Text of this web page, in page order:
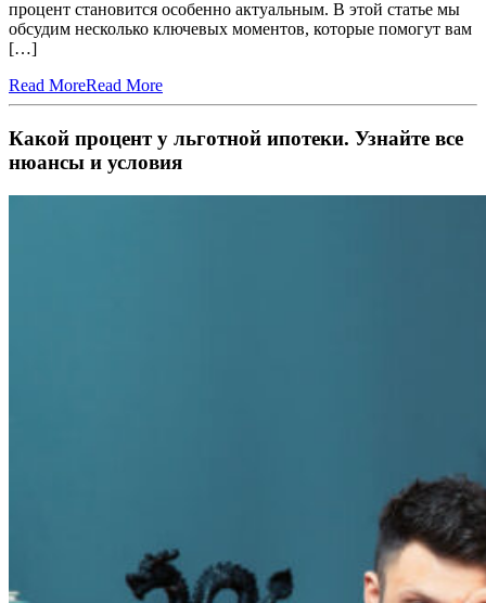
процент становится особенно актуальным. В этой статье мы
обсудим несколько ключевых моментов, которые помогут вам
[…]
Read MoreRead More
Какой процент у льготной ипотеки. Узнайте все
нюансы и условия